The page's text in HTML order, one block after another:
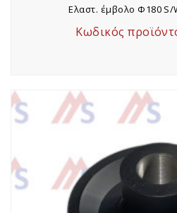
Ελαστ. έμβολο Φ180 S/
Κωδικός